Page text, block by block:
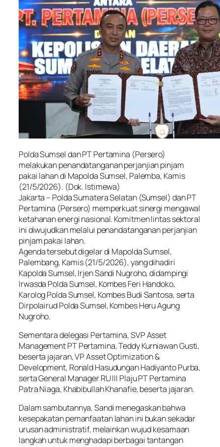
Polda Sumsel dan PT Pertamina (Persero)
melakukan penandatanganan perjanjian pinjam
pakai lahan di Mapolda Sumsel, Palemba, Kamis
(21/5/2026). (Dok. Istimewa)
Jakarta – Polda Sumatera Selatan (Sumsel) dan PT
Pertamina (Persero) memperkuat sinergi mengawal
ketahanan energi nasional. Komitmen lintas sektoral
ini diwujudkan melalui penandatanganan perjanjian
pinjam pakai lahan.
Agenda tersebut digelar di Mapolda Sumsel,
Palembang, Kamis (21/5/2026), yang dihadiri
Kapolda Sumsel, Irjen Sandi Nugroho, didampingi
Irwasda Polda Sumsel, Kombes Feri Handoko,
Karolog Polda Sumsel, Kombes Budi Santosa, serta
Dirpolairud Polda Sumsel, Kombes Heru Agung
Nugroho.
Sementara delegasi Pertamina, SVP Asset
Management PT Pertamina, Teddy Kurniawan Gusti,
beserta jajaran, VP Asset Optimization &
Development, Ronald Hasudungan Hadiyanto Purba,
serta General Manager RU III Plaju PT Pertamina
Patra Niaga, Khabibullah Khanafie, beserta jajaran.
Dalam sambutannya, Sandi menegaskan bahwa
kesepakatan pemanfaatan lahan ini bukan sekadar
urusan administratif, melainkan wujud kesamaan
langkah untuk menghadapi berbagai tantangan